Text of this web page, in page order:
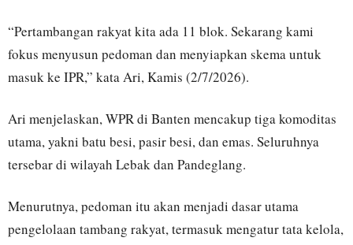
“Pertambangan rakyat kita ada 11 blok. Sekarang kami
fokus menyusun pedoman dan menyiapkan skema untuk
masuk ke IPR,” kata Ari, Kamis (2/7/2026).
Ari menjelaskan, WPR di Banten mencakup tiga komoditas
utama, yakni batu besi, pasir besi, dan emas. Seluruhnya
tersebar di wilayah Lebak dan Pandeglang.
Menurutnya, pedoman itu akan menjadi dasar utama
pengelolaan tambang rakyat, termasuk mengatur tata kelola,